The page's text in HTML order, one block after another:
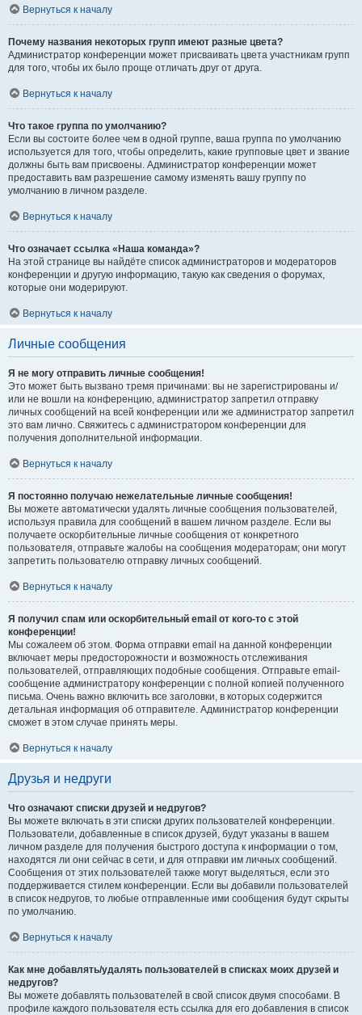
Вернуться к началу
Почему названия некоторых групп имеют разные цвета?
Администратор конференции может присваивать цвета участникам групп
для того, чтобы их было проще отличать друг от друга.
Вернуться к началу
Что такое группа по умолчанию?
Если вы состоите более чем в одной группе, ваша группа по умолчанию
используется для того, чтобы определить, какие групповые цвет и звание
должны быть вам присвоены. Администратор конференции может
предоставить вам разрешение самому изменять вашу группу по
умолчанию в личном разделе.
Вернуться к началу
Что означает ссылка «Наша команда»?
На этой странице вы найдёте список администраторов и модераторов
конференции и другую информацию, такую как сведения о форумах,
которые они модерируют.
Вернуться к началу
Личные сообщения
Я не могу отправить личные сообщения!
Это может быть вызвано тремя причинами: вы не зарегистрированы и/
или не вошли на конференцию, администратор запретил отправку
личных сообщений на всей конференции или же администратор запретил
это вам лично. Свяжитесь с администратором конференции для
получения дополнительной информации.
Вернуться к началу
Я постоянно получаю нежелательные личные сообщения!
Вы можете автоматически удалять личные сообщения пользователей,
используя правила для сообщений в вашем личном разделе. Если вы
получаете оскорбительные личные сообщения от конкретного
пользователя, отправьте жалобы на сообщения модераторам; они могут
запретить пользователю отправку личных сообщений.
Вернуться к началу
Я получил спам или оскорбительный email от кого-то с этой
конференции!
Мы сожалеем об этом. Форма отправки email на данной конференции
включает меры предосторожности и возможность отслеживания
пользователей, отправляющих подобные сообщения. Отправьте email-
сообщение администратору конференции с полной копией полученного
письма. Очень важно включить все заголовки, в которых содержится
детальная информация об отправителе. Администратор конференции
сможет в этом случае принять меры.
Вернуться к началу
Друзья и недруги
Что означают списки друзей и недругов?
Вы можете включать в эти списки других пользователей конференции.
Пользователи, добавленные в список друзей, будут указаны в вашем
личном разделе для получения быстрого доступа к информации о том,
находятся ли они сейчас в сети, и для отправки им личных сообщений.
Сообщения от этих пользователей также могут выделяться, если это
поддерживается стилем конференции. Если вы добавили пользователей
в список недругов, то любые отправленные ими сообщения будут скрыты
по умолчанию.
Вернуться к началу
Как мне добавлять/удалять пользователей в списках моих друзей и
недругов?
Вы можете добавлять пользователей в свой список двумя способами. В
профиле каждого пользователя есть ссылка для его добавления в список